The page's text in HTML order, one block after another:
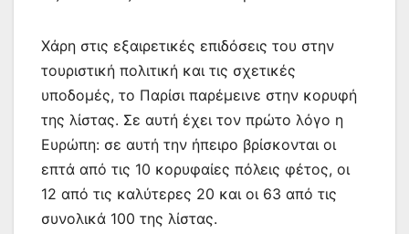
Χάρη στις εξαιρετικές επιδόσεις του στην
τουριστική πολιτική και τις σχετικές
υποδομές, το Παρίσι παρέμεινε στην κορυφή
της λίστας. Σε αυτή έχει τον πρώτο λόγο η
Ευρώπη: σε αυτή την ήπειρο βρίσκονται οι
επτά από τις 10 κορυφαίες πόλεις φέτος, οι
12 από τις καλύτερες 20 και οι 63 από τις
συνολικά 100 της λίστας.